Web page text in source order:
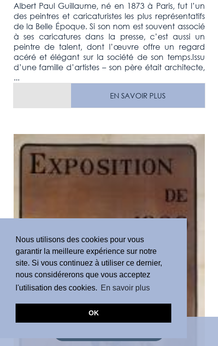
Nous utilisons des cookies pour vous
garantir la meilleure expérience sur notre
site. Si vous continuez à utiliser ce dernier,
nous considérerons que vous acceptez
l'utilisation des cookies. En savoir plus
OK
Albert Paul Guillaume, né en 1873 à Paris, fut l’un
des peintres et caricaturistes les plus représentatifs
de la Belle Époque. Si son nom est souvent associé
à ses caricatures dans la presse, c’est aussi un
peintre de talent, dont l’œuvre offre un regard
acéré et élégant sur la société de son temps.Issu
d’une famille d’artistes – son père était architecte,
...
EN SAVOIR PLUS